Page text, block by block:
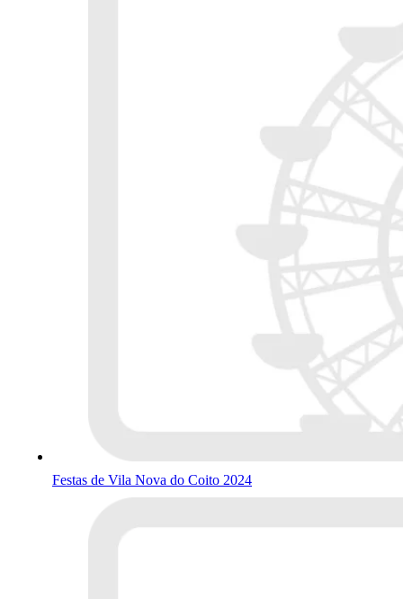
Festas de Vila Nova do Coito 2024